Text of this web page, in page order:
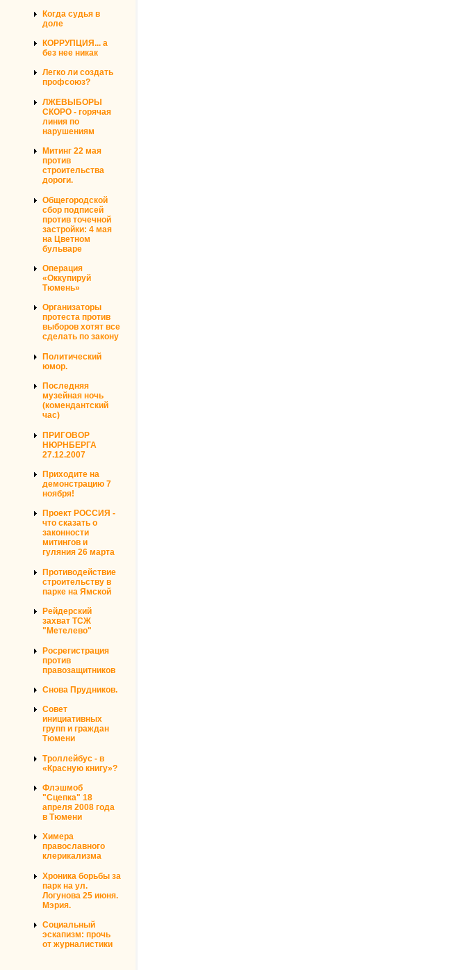
Когда судья в
доле
КОРРУПЦИЯ... а
без нее никак
Легко ли создать
профсоюз?
ЛЖЕВЫБОРЫ
СКОРО - горячая
линия по
нарушениям
Митинг 22 мая
против
строительства
дороги.
Общегородской
сбор подписей
против точечной
застройки: 4 мая
на Цветном
бульваре
Операция
«Оккупируй
Тюмень»
Организаторы
протеста против
выборов хотят все
сделать по закону
Политический
юмор.
Последняя
музейная ночь
(комендантский
час)
ПРИГОВОР
НЮРНБЕРГА
27.12.2007
Приходите на
демонстрацию 7
ноября!
Проект РОССИЯ -
что сказать о
законности
митингов и
гуляния 26 марта
Противодействие
строительству в
парке на Ямской
Рейдерский
захват ТСЖ
"Метелево"
Росрегистрация
против
правозащитников
Снова Прудников.
Совет
инициативных
групп и граждан
Тюмени
Троллейбус - в
«Красную книгу»?
Флэшмоб
"Сцепка" 18
апреля 2008 года
в Тюмени
Химера
православного
клерикализма
Хроника борьбы за
парк на ул.
Логунова 25 июня.
Мэрия.
Социальный
эскапизм: прочь
от журналистики